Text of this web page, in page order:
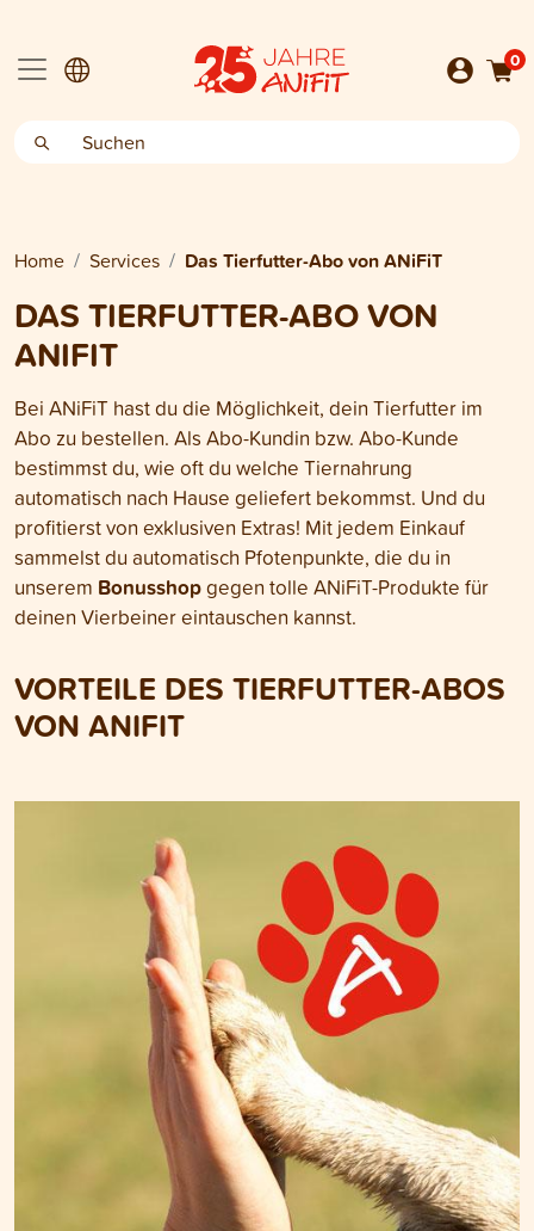
0
Home Services Das Tierfutter-Abo von ANiFiT
DAS TIERFUTTER-ABO VON
ANIFIT
Bei ANiFiT hast du die Möglichkeit, dein Tierfutter im
Abo zu bestellen. Als Abo-Kundin bzw. Abo-Kunde
bestimmst du, wie oft du welche Tiernahrung
automatisch nach Hause geliefert bekommst. Und du
profitierst von exklusiven Extras! Mit jedem Einkauf
sammelst du automatisch Pfotenpunkte, die du in
unserem Bonusshopgegen tolle ANiFiT-Produkte für
deinen Vierbeiner eintauschen kannst.
VORTEILE DES TIERFUTTER-ABOS
VON ANIFIT